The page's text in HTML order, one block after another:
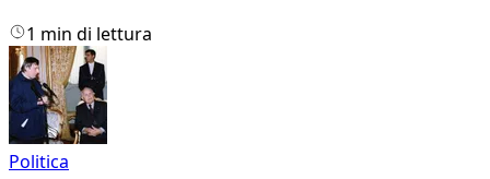
1 min di lettura
Politica